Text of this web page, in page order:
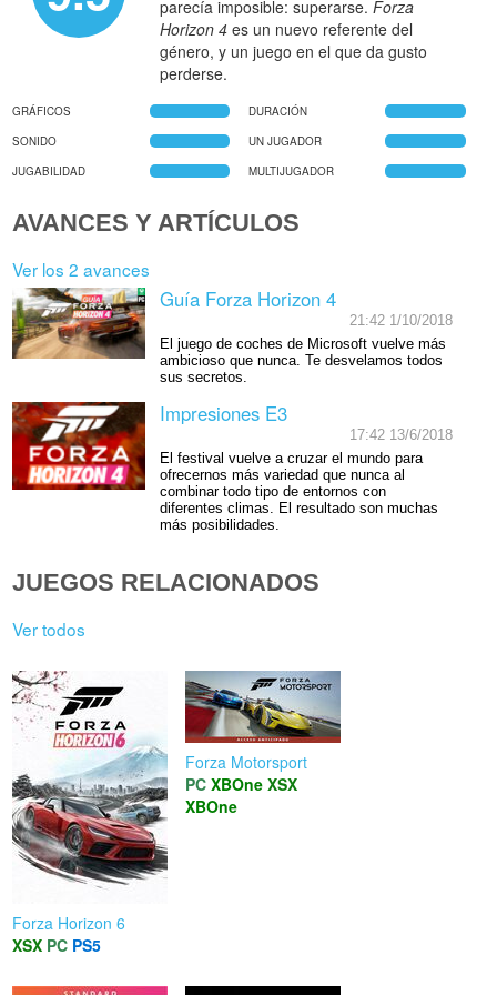
parecía imposible: superarse. Forza
Horizon 4es un nuevo referente del
género, y un juego en el que da gusto
perderse.
GRÁFICOS
DURACIÓN
SONIDO
UN JUGADOR
JUGABILIDAD
MULTIJUGADOR
AVANCES Y ARTÍCULOS
Ver los 2 avances
Guía Forza Horizon 4
21:42 1/10/2018
El juego de coches de Microsoft vuelve más
ambicioso que nunca. Te desvelamos todos
sus secretos.
Impresiones E3
17:42 13/6/2018
El festival vuelve a cruzar el mundo para
ofrecernos más variedad que nunca al
combinar todo tipo de entornos con
diferentes climas. El resultado son muchas
más posibilidades.
JUEGOS RELACIONADOS
Ver todos
Forza Horizon 6
XSX PC PS5
Forza Motorsport
PC XBOne XSX
XBOne